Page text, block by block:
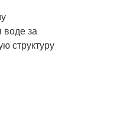
за
структуру